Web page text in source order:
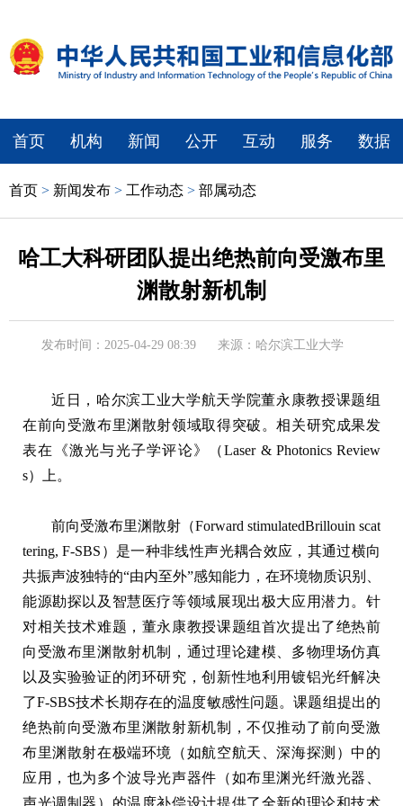
首页 机构 新闻 公开 互动 服务 数据
首页 > 新闻发布 > 工作动态 > 部属动态
哈工大科研团队提出绝热前向受激布里
渊散射新机制
发布时间：2025-04-29 08:39 来源：哈尔滨工业大学
近日，哈尔滨工业大学航天学院董永康教授课题组
在前向受激布里渊散射领域取得突破。相关研究成果发
表在《激光与光子学评论》（Laser & Photonics Review
s）上。
前向受激布里渊散射（Forward stimulatedBrillouin scat
tering, F-SBS）是一种非线性声光耦合效应，其通过横向
共振声波独特的“由内至外”感知能力，在环境物质识别、
能源勘探以及智慧医疗等领域展现出极大应用潜力。针
对相关技术难题，董永康教授课题组首次提出了绝热前
向受激布里渊散射机制，通过理论建模、多物理场仿真
以及实验验证的闭环研究，创新性地利用镀铝光纤解决
了F-SBS技术长期存在的温度敏感性问题。课题组提出的
绝热前向受激布里渊散射新机制，不仅推动了前向受激
布里渊散射在极端环境（如航空航天、深海探测）中的
应用，也为多个波导光声器件（如布里渊光纤激光器、
声光调制器）的温度补偿设计提供了全新的理论和技术